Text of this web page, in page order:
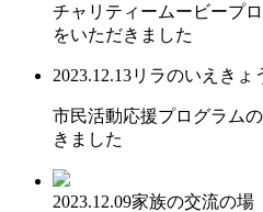
チャリティームービープ
をいただきました
2023.12.13リラのいえ きょ
市民活動応援プログラム
きました
2023.12.09家族の交流の場